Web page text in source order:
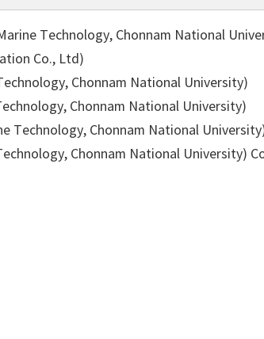
Technology, Chonnam National
Co., Ltd)
Chonnam National University)
Chonnam National University)
Technology, Chonnam National
Chonnam National University)